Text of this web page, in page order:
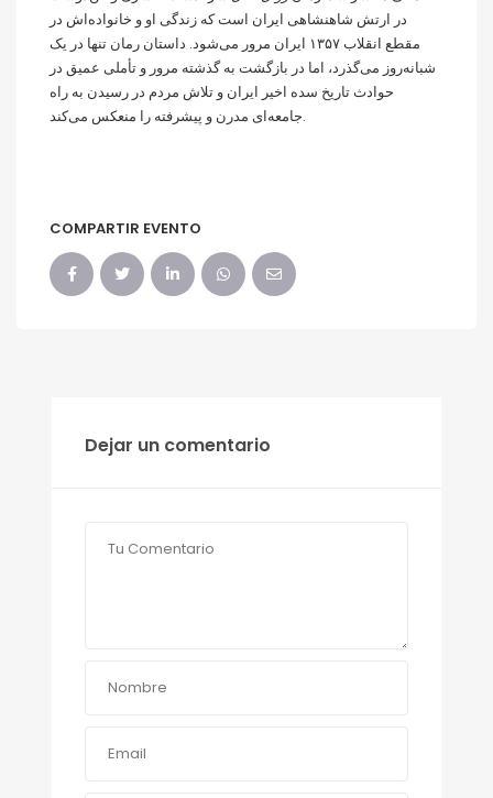
در ارتش شاهنشاهی ایران است که زندگی او و خانواده‌اش در
مقطع انقلاب ۱۳۵۷ ایران مرور می‌شود. داستان رمان تنها در یک
شبانه‌روز می‌گذرد، اما در بازگشت به گذشته مرور و تأملی عمیق در
حوادث تاریخ سده اخیر ایران و تلاش مردم در رسیدن به راه
جامعه‌ای مدرن و پیشرفته را منعکس می‌کند.
COMPARTIR EVENTO
Dejar un comentario